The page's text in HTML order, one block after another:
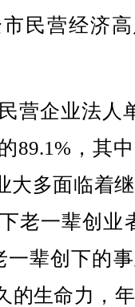
民营经济
企业法人
89.1%，其
大多面临着
老一辈创业
一辈创下的
的生命力，